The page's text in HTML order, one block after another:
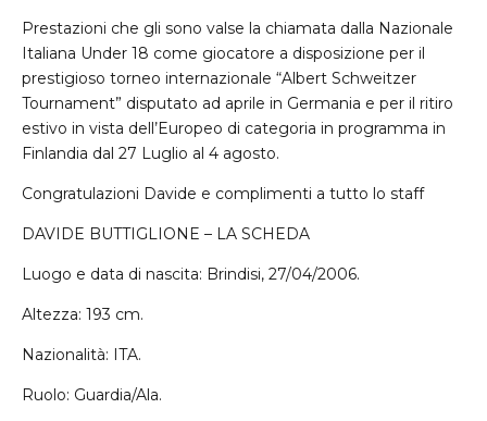
Prestazioni che gli sono valse la chiamata dalla Nazionale
Italiana Under 18 come giocatore a disposizione per il
prestigioso torneo internazionale “Albert Schweitzer
Tournament” disputato ad aprile in Germania e per il ritiro
estivo in vista dell’Europeo di categoria in programma in
Finlandia dal 27 Luglio al 4 agosto.
Congratulazioni Davide e complimenti a tutto lo staff
DAVIDE BUTTIGLIONE – LA SCHEDA
Luogo e data di nascita: Brindisi, 27/04/2006.
Altezza: 193 cm.
Nazionalità: ITA.
Ruolo: Guardia/Ala.